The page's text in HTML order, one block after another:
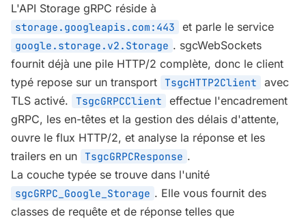
L'API Storage gRPC réside à
storage.googleapis.com:443 et parle le service
google.storage.v2.Storage . sgcWebSockets
fournit déjà une pile HTTP/2 complète, donc le client
typé repose sur un transport TsgcHTTP2Client
avec
TLS activé.
TsgcGRPCClient
effectue l'encadrement
gRPC, les en-têtes et la gestion des délais d'attente,
ouvre le flux HTTP/2, et analyse la réponse et les
trailers en un TsgcGRPCResponse .
La couche typée se trouve dans l'unité
sgcGRPC_Google_Storage . Elle vous fournit des
classes de requête et de réponse telles que